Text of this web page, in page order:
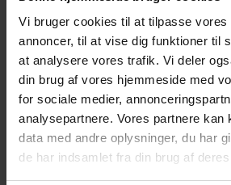
Vi bruger cookies til at tilpasse vores
annoncer, til at vise dig funktioner til
at analysere vores trafik. Vi deler
din brug af vores hjemmeside med
for sociale medier,
analysepartnere. Vores partnere kan
data med andre oplysninger, du har
de har indsamlet fra din brug af
Familie køjeseng til voksne og